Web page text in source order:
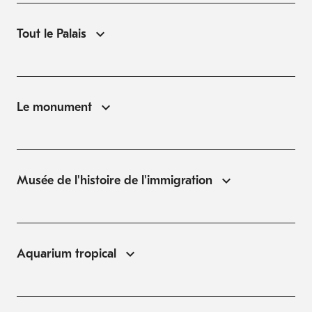
Tout le Palais
Le monument
Musée de l'histoire de l'immigration
Aquarium tropical